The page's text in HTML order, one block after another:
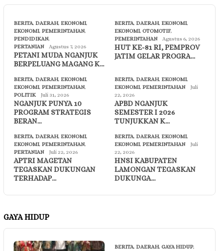
BERITA, DAERAH, EKONOMI,
EKONOMI, PEMERINTAHAN,
PENDIDIKAN,
PERTANIAN
Agustus 7, 2026
PETANI MUDA NGANJUK
BERPELUANG MAGANG K…
BERITA, DAERAH, EKONOMI,
EKONOMI, OTOMOTIF,
PEMERINTAHAN
Agustus 6, 2026
HUT KE-81 RI, PEMPROV
JATIM GELAR PROGRA…
BERITA, DAERAH, EKONOMI,
EKONOMI, PEMERINTAHAN,
POLITIK
Juli 31, 2026
NGANJUK PUNYA 10
PROGRAM STRATEGIS
BERAN…
BERITA, DAERAH, EKONOMI,
EKONOMI, PEMERINTAHAN
Juli
22, 2026
APBD NGANJUK
SEMESTER I 2026
TUNJUKKAN K…
BERITA, DAERAH, EKONOMI,
EKONOMI, PEMERINTAHAN,
PERTANIAN
Juli 22, 2026
APTRI MAGETAN
TEGASKAN DUKUNGAN
TERHADAP…
BERITA, DAERAH, EKONOMI,
EKONOMI, PEMERINTAHAN
Juli
22, 2026
HNSI KABUPATEN
LAMONGAN TEGASKAN
DUKUNGA…
GAYA HIDUP
BERITA, DAERAH, GAYA HIDUP,